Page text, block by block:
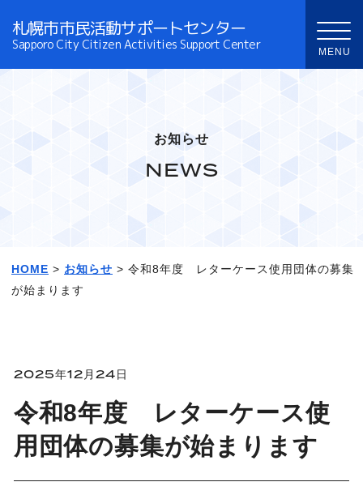
札幌市市民活動サポートセンター
Sapporo City Citizen Activities Support Center
お知らせ
NEWS
HOME > お知らせ > 令和8年度 レターケース使用団体の募集
が始まります
令和8年度 レターケース使
用団体の募集が始まります
2025年12月24日